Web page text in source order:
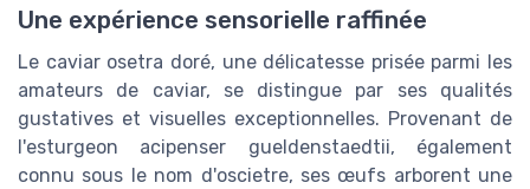
Une expérience sensorielle raffinée
Le caviar osetra doré, une délicatesse prisée parmi les
amateurs de caviar, se distingue par ses qualités
gustatives et visuelles exceptionnelles. Provenant de
l'esturgeon acipenser gueldenstaedtii, également
connu sous le nom d'oscietre, ses œufs arborent une